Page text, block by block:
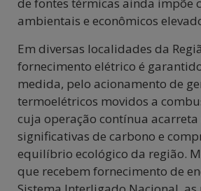
ambientais e econômicos
Em diversas localidades da
fornecimento elétrico é
medida, pelo acionamento de
termoelétricos movidos a
cuja operação contínua acarreta
significativas de carbono e
equilíbrio ecológico da região.
que recebem fornecimento de